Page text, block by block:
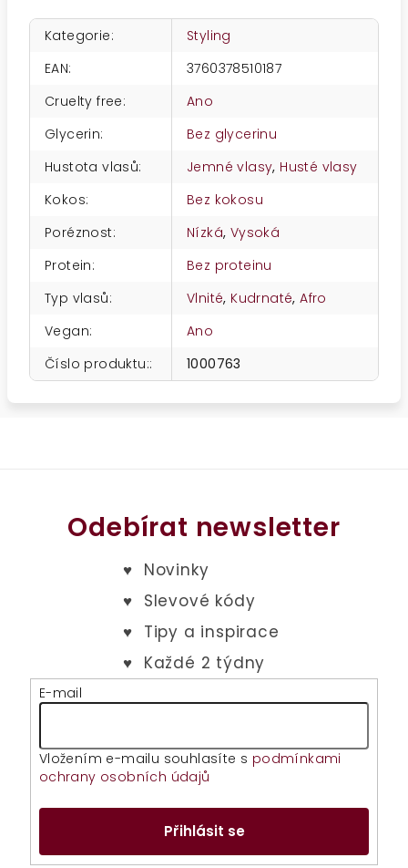
Kategorie:
Styling
EAN:
3760378510187
Cruelty free:
Ano
Glycerin:
Bez glycerinu
Hustota vlasů: Jemné vlasy, Husté vlasy
Kokos:
Bez kokosu
Poréznost: Nízká, Vysoká
Protein:
Bez proteinu
Typ vlasů: Vlnité, Kudrnaté,Afro
Vegan:
Ano
Číslo produktu:: 1000763
Odebírat newsletter
E-mail
Vložením e-mailu souhlasíte s podmínkami
ochrany osobních údajů
Přihlásit se